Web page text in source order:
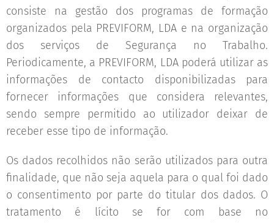
consiste na gestão dos programas de formação
organizados pela PREVIFORM, LDA e na organização
dos serviços de Segurança no Trabalho.
Periodicamente, a PREVIFORM, LDA poderá utilizar as
informações de contacto disponibilizadas para
fornecer informações que considera relevantes,
sendo sempre permitido ao utilizador deixar de
receber esse tipo de informação.
Os dados recolhidos não serão utilizados para outra
finalidade, que não seja aquela para o qual foi dado
o consentimento por parte do titular dos dados. O
tratamento é lícito se for com base no